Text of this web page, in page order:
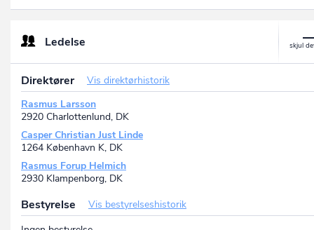
Ledelse
Direktører
Vis direktørhistorik
Rasmus Larsson
2920 Charlottenlund, DK
Casper Christian Just Linde
1264 København K, DK
Rasmus Forup Helmich
2930 Klampenborg, DK
Bestyrelse
Vis bestyrelseshistorik